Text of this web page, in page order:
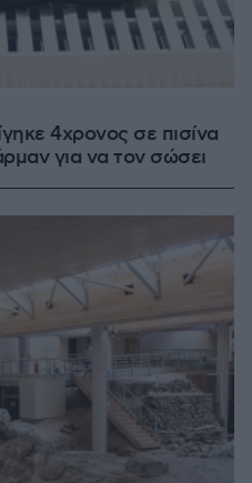
4χρονος σε πισίνα
για να τον σώσει